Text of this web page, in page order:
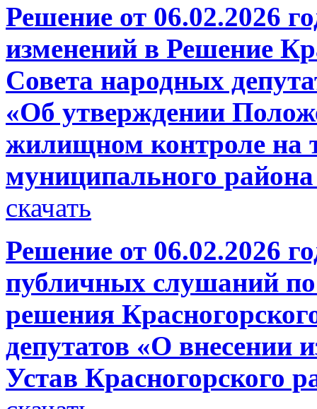
Решение от 06.02.2026
изменений в Решение
Совета народных
«Об утверждении
жилищном контроле на
муниципального
скачать
Решение от 06.02.2026
публичных слушаний по
решения
депутатов «О внесении
Устав Красногорского